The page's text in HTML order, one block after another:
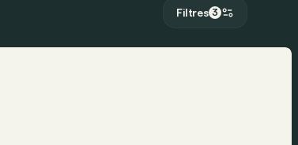
Filtres 3